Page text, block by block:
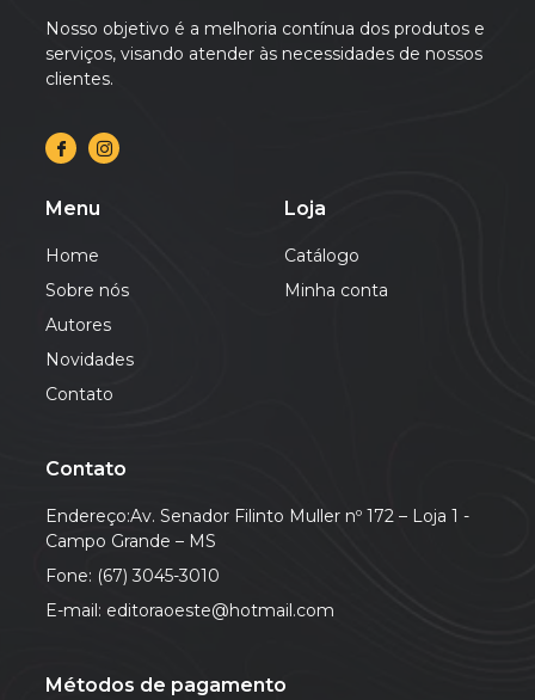
Nosso objetivo é a melhoria contínua dos produtos e
serviços, visando atender às necessidades de nossos
clientes.
Menu
Home
Sobre nós
Autores
Novidades
Contato
Loja
Catálogo
Minha conta
Contato
Endereço:Av. Senador Filinto Muller nº 172 – Loja 1 -
Campo Grande – MS
Fone: (67) 3045-3010
E-mail: editoraoeste@hotmail.com
Métodos de pagamento